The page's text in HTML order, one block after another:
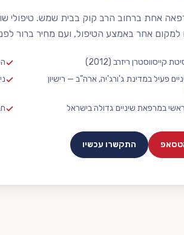
אחת ברחוב הרב קוק בבית שמש. טיפולי
אחר באמצע הטיפול, ועם מחיר ברור
פעיל במדינת ג'ורג'יה, ארה"ב — רישיון
במרפאת שיניים גדולה בישראל
התקשרו עכשיו